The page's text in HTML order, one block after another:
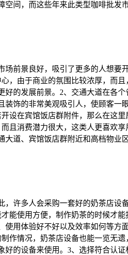
间，而这些年来此类型咖啡批发
前景良好，吸引了更多的人想要
，由于商业的氛围比较浓厚，而且
的发展前景。2、交通大道在各个
饰的非常美观吸引人，使顾客一
设在宾馆饭店群附件，那么在这里
且消费潜力很大，这类人更喜欢享
道、宾馆饭店群附近和高档物业
许多人会采购一套好的奶茶店设
能使用方便，制作奶茶的时候才能
用体验好不好以及效率如何等方
作情况，奶茶店设备也能一览无
的设备来使用。3、选择符合认